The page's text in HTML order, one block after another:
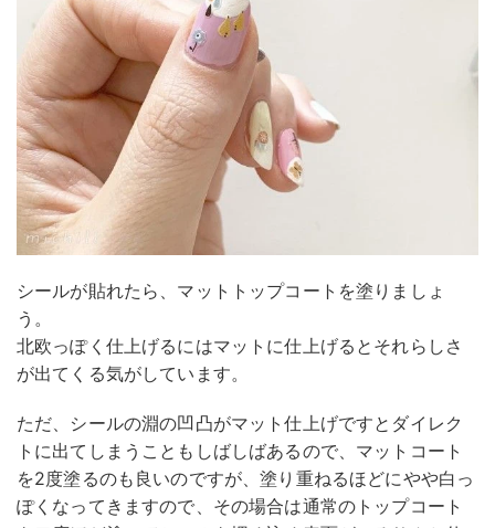
シールが貼れたら、マットトップコートを塗りましょ
う。
北欧っぽく仕上げるにはマットに仕上げるとそれらしさ
が出てくる気がしています。
ただ、シールの淵の凹凸がマット仕上げですとダイレク
トに出てしまうこともしばしばあるので、マットコート
を2度塗るのも良いのですが、塗り重ねるほどにやや白っ
ぽくなってきますので、その場合は通常のトップコート